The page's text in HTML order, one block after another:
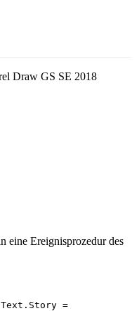
Draw GS SE 2018
eine Ereignisprozedur des
=